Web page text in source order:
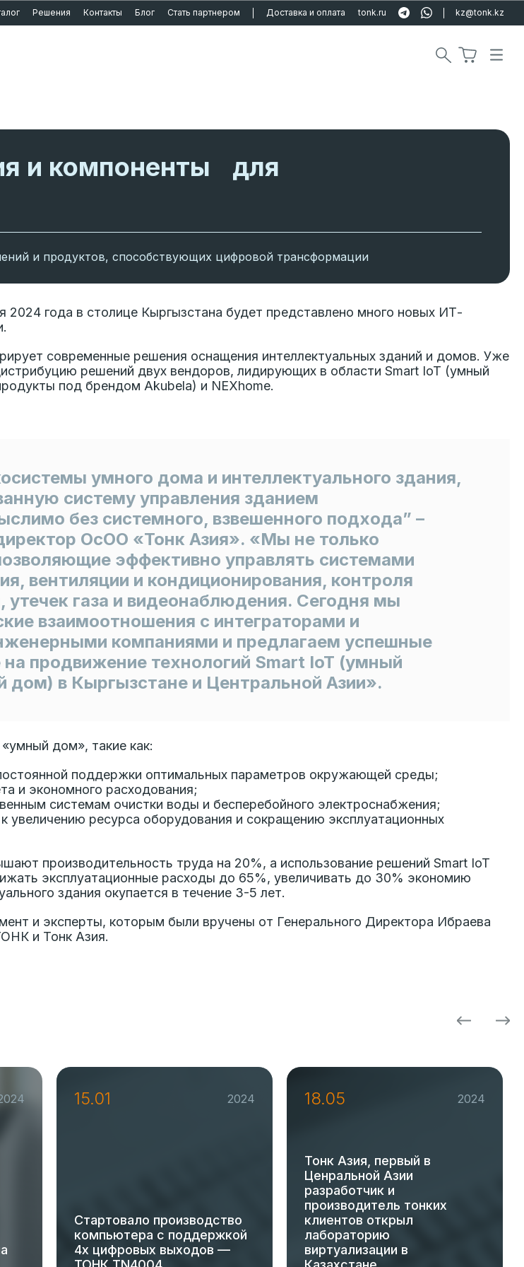
Решения Контакты Блог Стать партнером Доставка и оплата tonk.ru kz@tonk.kz
и компоненты для
и продуктов, способствующих цифровой трансформации
года в столице Кыргызстана будет представлено много новых ИТ-
современные решения оснащения интеллектуальных зданий и домов. Уже
решений двух вендоров, лидирующих в области Smart IoT (умный
под брендом Akubela) и NEXhome.
умного дома и интеллектуального здания,
систему управления зданием
без системного, взвешенного подхода” –
ОсОО «Тонк Азия». «Мы не только
эффективно управлять системами
вентиляции и кондиционирования, контроля
газа и видеонаблюдения. Сегодня мы
взаимоотношения с интеграторами и
компаниями и предлагаем успешные
продвижение технологий Smart IoT (умный
дом) в Кыргызстане и Центральной Азии».
дом», такие как:
поддержки оптимальных параметров окружающей среды;
и экономного расходования;
системам очистки воды и бесперебойного электроснабжения;
ресурса оборудования и сокращению эксплуатационных
производительность труда на 20%, а использование решений Smart IoT
эксплуатационные расходы до 65%, увеличивать до 30% экономию
здания окупается в течение 3-5 лет.
и эксперты, которым были вручены от Генерального Директора Ибраева
и Тонк Азия.
15.01 2024
Стартовало производство
компьютера с поддержкой
4х цифровых выходов —
18.05 2024
Тонк Азия, первый в
Ценральной Азии
разработчик и
производитель тонких
клиентов открыл
лабораторию
виртуализации в